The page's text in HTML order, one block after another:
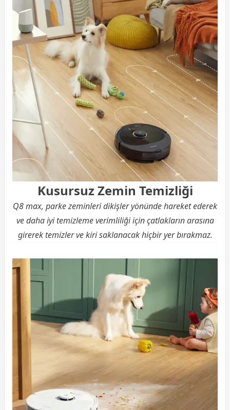
Kusursuz Zemin Temizliği
Q8 max, parke zeminleri dikişler yönünde hareket ederek
ve daha iyi temizleme verimliliği için çatlakların arasına
girerek temizler ve kiri saklanacak hiçbir yer bırakmaz.